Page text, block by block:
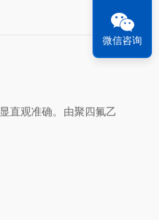
直观准确。由聚四氟乙
微信咨询